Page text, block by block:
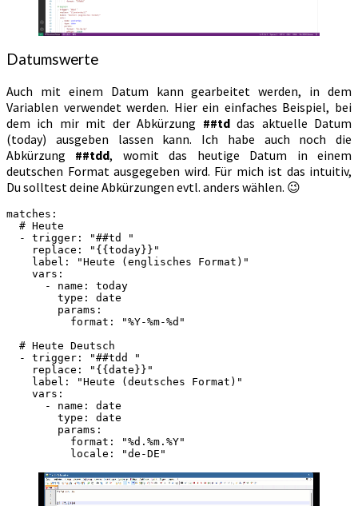
Datumswerte
Auch mit einem Datum kann gearbeitet werden, in dem
Variablen verwendet werden. Hier ein einfaches Beispiel, bei
dem ich mir mit der Abkürzung ##tddas aktuelle Datum
(today) ausgeben lassen kann. Ich habe auch noch die
Abkürzung ##tdd, womit das heutige Datum in einem
deutschen Format ausgegeben wird. Für mich ist das intuitiv,
Du solltest deine Abkürzungen evtl. anders wählen. 😉
matches:
# Heute
  - trigger: "##td "
replace: "{{today}}"
label: "Heute (englisches Format)"
vars:
- name: today
type: date
params:
format: "%Y-%m-%d"
# Heute Deutsch
  - trigger: "##tdd "
replace: "{{date}}"
label: "Heute (deutsches Format)"
vars:
- name: date
type: date
params:
format: "%d.%m.%Y"
locale: "de-DE"